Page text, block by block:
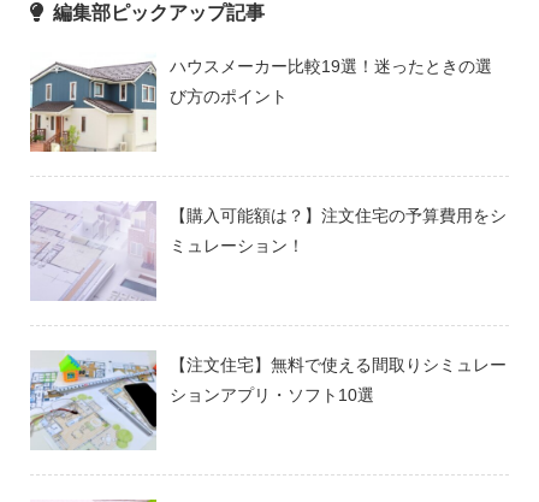
編集部ピックアップ記事
ハウスメーカー比較19選！迷ったときの選
び方のポイント
【購入可能額は？】注文住宅の予算費用をシ
ミュレーション！
【注文住宅】無料で使える間取りシミュレー
ションアプリ・ソフト10選